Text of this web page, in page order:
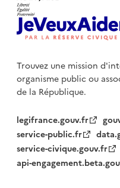
Trouvez une mission
organisme publicou
de la République.
legifrance.gouv.fr
service-public.fr
service-civique.gouv.fr
api-